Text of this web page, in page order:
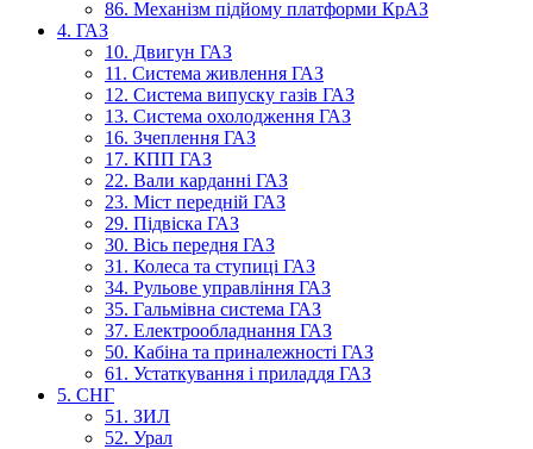
86. Механізм підйому платформи КрАЗ
4. ГАЗ
10. Двигун ГАЗ
11. Система живлення ГАЗ
12. Система випуску газів ГАЗ
13. Система охолодження ГАЗ
16. Зчеплення ГАЗ
17. КПП ГАЗ
22. Вали карданні ГАЗ
23. Міст передній ГАЗ
29. Підвіска ГАЗ
30. Вісь передня ГАЗ
31. Колеса та ступиці ГАЗ
34. Рульове управління ГАЗ
35. Гальмівна система ГАЗ
37. Електрообладнання ГАЗ
50. Кабіна та приналежності ГАЗ
61. Устаткування і приладдя ГАЗ
5. СНГ
51. ЗИЛ
52. Урал